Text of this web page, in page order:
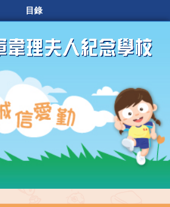
目錄